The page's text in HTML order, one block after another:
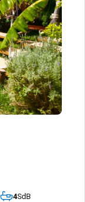
4SdB